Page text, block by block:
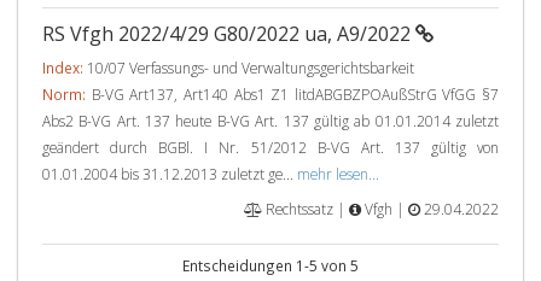
RS Vfgh 2022/4/29 G80/2022 ua, A9/2022
Index: 10/07 Verfassungs- und Verwaltungsgerichtsbarkeit
Norm: B-VG Art137, Art140 Abs1 Z1 litdABGBZPOAußStrG VfGG §7
Abs2 B-VG Art. 137 heute B-VG Art. 137 gültig ab 01.01.2014 zuletzt
geändert durch BGBl. I Nr. 51/2012 B-VG Art. 137 gültig von
01.01.2004 bis 31.12.2013 zuletzt ge... mehr lesen...
Rechtssatz |
Vfgh | 29.04.2022
Entscheidungen 1-5 von 5